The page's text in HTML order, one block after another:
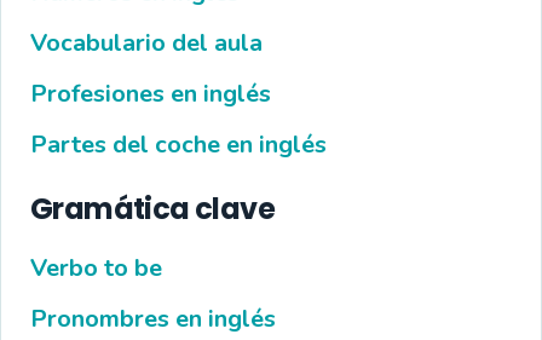
Vocabulario del aula
Profesiones en inglés
Partes del coche en inglés
Gramática clave
Verbo to be
Pronombres en inglés